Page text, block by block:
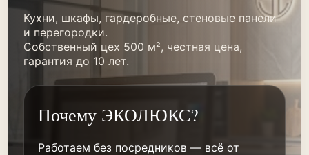
Кухни, шкафы, гардеробные, стеновые панели
и перегородки.
Собственный цех 500 м², честная цена,
гарантия до 10 лет.
Почему ЭКОЛЮКС?
Работаем без посредников — всё от